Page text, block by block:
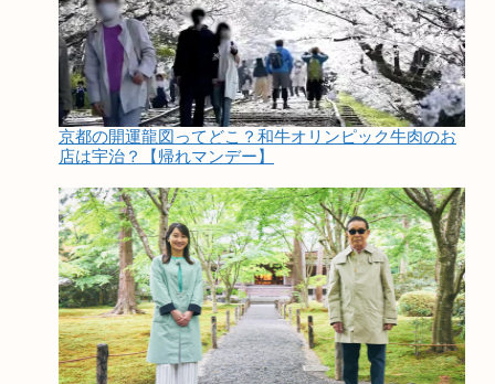
京都の開運龍図ってどこ？和牛オリンピック牛肉のお
店は宇治？【帰れマンデー】